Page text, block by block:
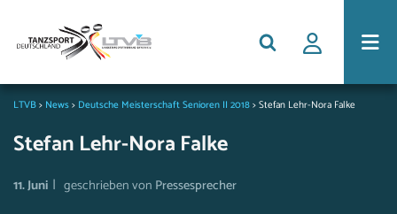
LTVB> News> Deutsche Meisterschaft Senioren II 2018>Stefan Lehr-Nora Falke
Stefan Lehr-Nora Falke
11. Juni | geschrieben von Pressesprecher